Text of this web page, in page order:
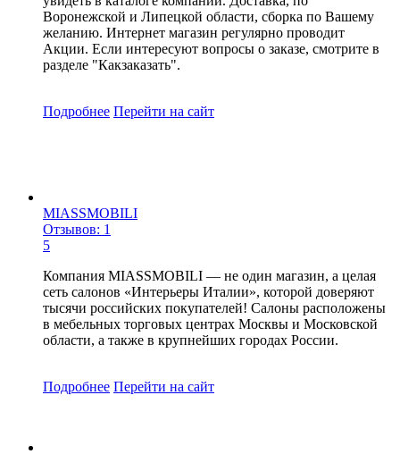
Воронежской и Липецкой области, сборка по Вашему
желанию. Интернет магазин регулярно проводит
Акции. Если интересуют вопросы о заказе, смотрите в
разделе "Какзаказать".
Подробнее Перейти на сайт
MIASSMOBILI
Отзывов: 1
5
Компания MIASSMOBILI — не один магазин, а целая
сеть салонов «Интерьеры Италии», которой доверяют
тысячи российских покупателей! Салоны расположены
в мебельных торговых центрах Москвы и Московской
области, а также в крупнейших городах России.
Подробнее Перейти на сайт